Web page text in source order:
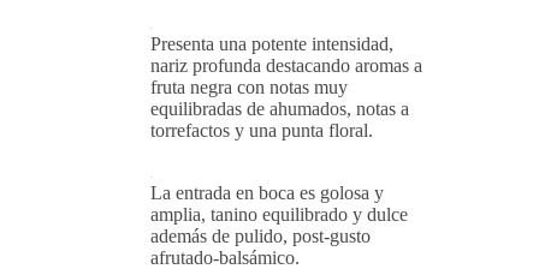
Presenta una potente intensidad,
nariz profunda destacando aromas a
fruta negra con notas muy
equilibradas de ahumados, notas a
torrefactos y una punta floral.
La entrada en boca es golosa y
amplia, tanino equilibrado y dulce
además de pulido, post-gusto
afrutado-balsámico.